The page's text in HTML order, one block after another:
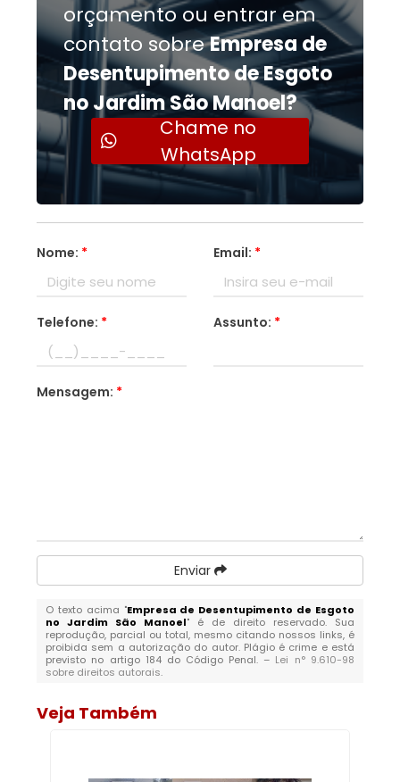
orçamento ou entrar em
contato sobreEmpresa de
Desentupimento de Esgoto
no Jardim São Manoel?
Chame no
WhatsApp
Nome: * Email: *
Telefone: * Assunto: *
Mensagem: *
Enviar
O texto acima "Empresa de Desentupimento de Esgoto
no Jardim São Manoel" é de direito reservado. Sua
reprodução, parcial ou total, mesmo citando nossos links, é
proibida sem a autorização do autor. Plágio é crime e está
previsto no artigo 184 do Código Penal. – Lei n° 9.610-98
sobre direitos autorais.
Veja Também